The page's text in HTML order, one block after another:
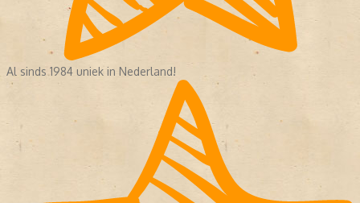
Al sinds 1984 uniek in Nederland!